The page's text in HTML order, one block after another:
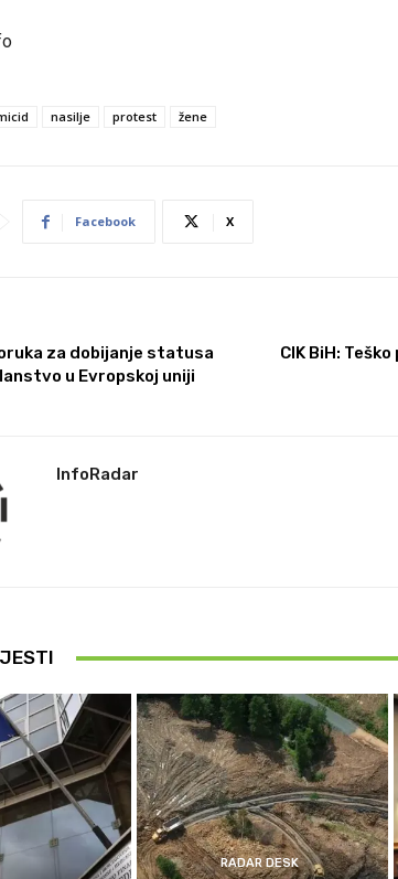
nasilje protest žene
Facebook X
za dobijanje statusa
u Evropskoj uniji
CIK BiH:
InfoRadar
RADAR DESK